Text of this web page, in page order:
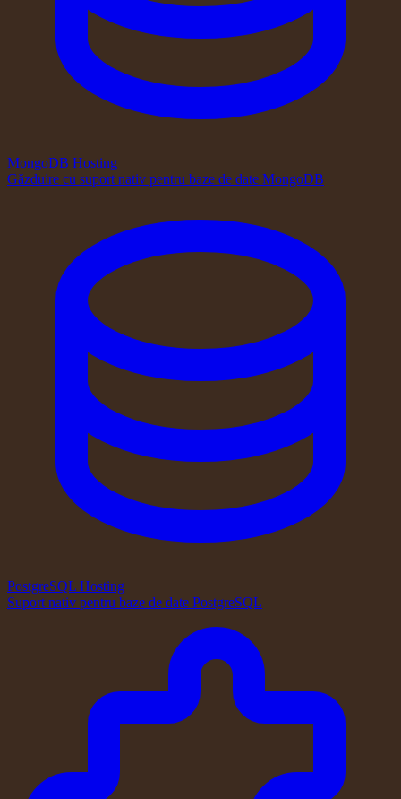
MongoDB Hosting
Găzduire cu suport nativ pentru baze de date MongoDB
PostgreSQL Hosting
Suport nativ pentru baze de date PostgreSQL